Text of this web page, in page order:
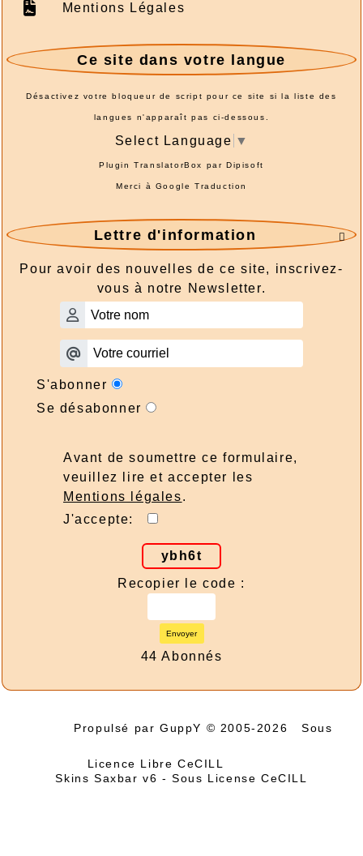
Mentions Légales
Ce site dans votre langue
Désactivez votre bloqueur de script pour ce site si la liste des
langues n'apparaît pas ci-dessous.
Select Language ▼
Plugin TranslatorBox parDipisoft
Merci à Google Traduction

Lettre d'information
Pour avoir des nouvelles de ce site, inscrivez-
vous à notre Newsletter.
S'abonner
Se désabonner
Avant de soumettre ce formulaire,
veuillez lire et accepter les
Mentions légales.
J'accepte:
ybh6t
Recopier le code :
Envoyer
44 Abonnés
Propulsé par GuppY © 2005-2026 Sous
Licence Libre CeCILL
Skins Saxbar v6 -Sous License CeCILL